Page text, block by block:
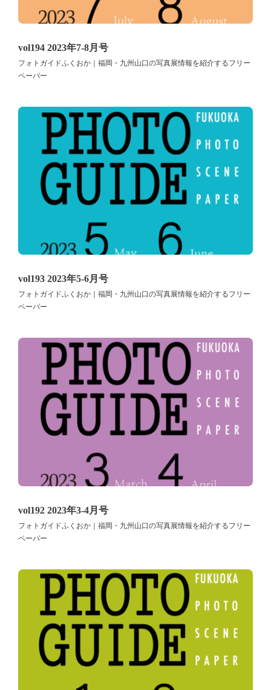
vol194 2023年7-8月号
フォトガイドふくおか｜福岡・九州山口の写真展情報を紹介するフリー
ペーパー
vol193 2023年5-6月号
フォトガイドふくおか｜福岡・九州山口の写真展情報を紹介するフリー
ペーパー
vol192 2023年3-4月号
フォトガイドふくおか｜福岡・九州山口の写真展情報を紹介するフリー
ペーパー